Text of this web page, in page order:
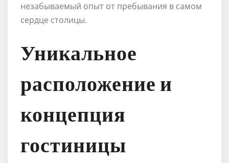
незабываемый опыт от пребывания в самом
сердце столицы.
Уникальное
расположение и
концепция
гостиницы